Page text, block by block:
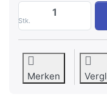
Stk.
Merken